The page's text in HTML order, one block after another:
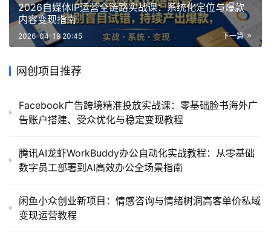
2026自媒体IP运营全链路实战课：系统化定位与爆款
内容变现指南
下一篇
2026-04-19 20:45
网创项目推荐
Facebook广告跨境精准投放实战课：零基础脸书海外广
告账户搭建、受众优化与稳定变现教程
腾讯AI龙虾WorkBuddy办公自动化实战教程：从零基础
数字员工部署到AI高效办公全场景指南
闲鱼小众创业新项目：情感咨询与情绪树洞高客单价私域
变现运营教程